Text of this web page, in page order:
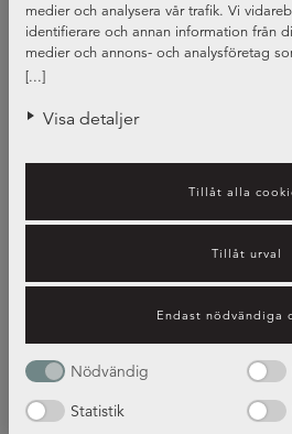
[...]
medier och analysera vår trafik. Vi
identifierare och annan information från
medier och annons- och analysföretag
Dessa kan i sin tur kombinera
använt deras tjänster.
Visa detaljer
Tillåt alla
Tillåt urval
Endast nödvändiga
Nödvändig
Statistik
Olika typer av